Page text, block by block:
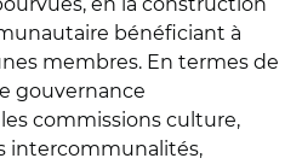
bénéficiant à
membres. En termes de
gouvernance
commissions culture,
intercommunalités,